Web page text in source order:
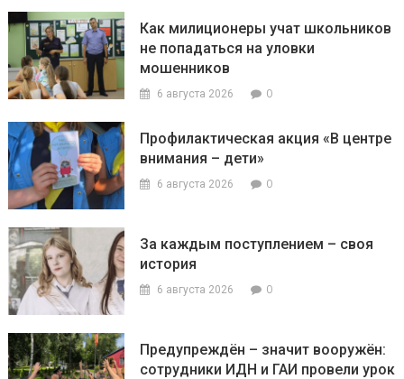
Как милиционеры учат школьников
не попадаться на уловки
мошенников
6 августа 2026 0
Профилактическая акция «В центре
внимания – дети»
6 августа 2026 0
За каждым поступлением – своя
история
6 августа 2026 0
Предупреждён – значит вооружён:
сотрудники ИДН и ГАИ провели урок